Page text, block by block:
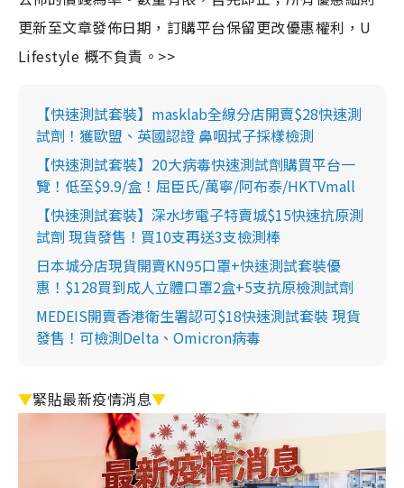
更新至文章發佈日期，訂購平台保留更改優惠權利，U
Lifestyle 概不負責。>>
【快速測試套裝】masklab全線分店開賣$28快速測
試劑！獲歐盟、英國認證 鼻咽拭子採樣檢測
【快速測試套裝】20大病毒快速測試劑購買平台一
覽！低至$9.9/盒！屈臣氏/萬寧/阿布泰/HKTVmall
【快速測試套裝】深水埗電子特賣城$15快速抗原測
試劑 現貨發售！買10支再送3支檢測棒
日本城分店現貨開賣KN95口罩+快速測試套裝優
惠！$128買到成人立體口罩2盒+5支抗原檢測試劑
MEDEIS開賣香港衛生署認可$18快速測試套裝 現貨
發售！可檢測Delta、Omicron病毒
▼緊貼最新疫情消息▼